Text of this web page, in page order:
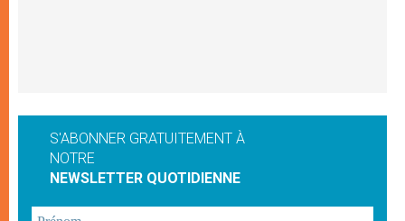
S'ABONNER GRATUITEMENT À
NOTRE
NEWSLETTER QUOTIDIENNE